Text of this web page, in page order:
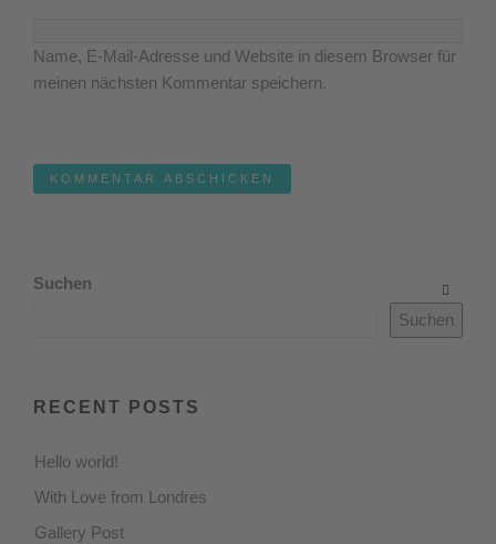
Name, E-Mail-Adresse und Website in diesem Browser für
meinen nächsten Kommentar speichern.
Suchen
Suchen
RECENT POSTS
Hello world!
With Love from Londres
Gallery Post